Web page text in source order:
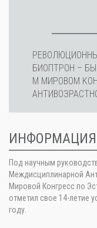
БИОПТРОН –
М МИРОВОМ
ИНФОРМАЦИЯ
Под научным
Междисциплинарной
Мировой Конгресс по
отметил свое 14-летие
году.